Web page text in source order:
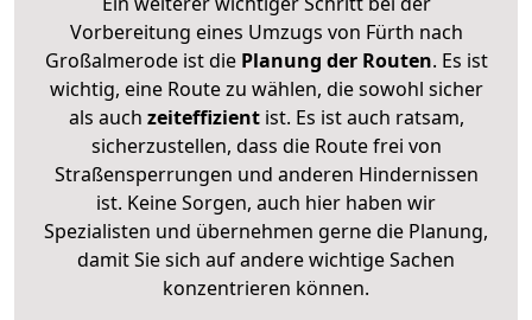
Vorbereitung eines Umzugs von Fürth nach
Großalmerode ist diePlanung der Routen. Es ist
wichtig, eine Route zu wählen, die sowohl sicher
als auch zeiteffizientist. Es ist auch ratsam,
sicherzustellen, dass die Route frei von
Straßensperrungen und anderen Hindernissen
ist. Keine Sorgen, auch hier haben wir
Spezialisten und übernehmen gerne die Planung,
damit Sie sich auf andere wichtige Sachen
konzentrieren können.